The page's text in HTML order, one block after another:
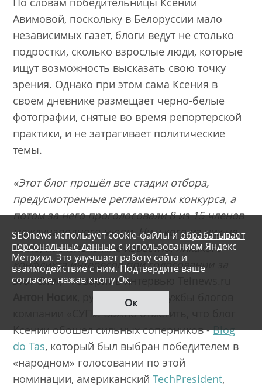
Авимовой, поскольку в Белоруссии мало
независимых газет, блоги ведут не столько
подростки, сколько взрослые люди, которые
ищут возможность высказать свою точку
зрения. Однако при этом сама Ксения в
своем дневнике размещает черно-белые
фотографии, снятые во время репортерской
практики, и не затрагивает политические
темы.
«Этот блог прошёл все стадии отбора,
предусмотренные регламентом конкурса, а
потом за него проголосовали 8 из 15 членов
международного жюри. Ни у кого из них не
было, насколько мне известно, никакого
конфликта интересов при голосовании за
этот блог,- говорит в интервью Telnews.ru
, руководитель службы блогов
компании «СУП». Важно отметить, что блог
Ксении обошел сильных соперников -Blog
do Tas, который был выбран победителем в
«народном» голосовании по этой
номинации, американскийTechPresident,
SEOnews использует cookie-файлы и обрабатывает
персональные данные с использованием Яндекс
Метрики. Это улучшает работу сайта и
взаимодействие с ним. Подтвердите ваше
согласие, нажав кнопу Ок.
Ок